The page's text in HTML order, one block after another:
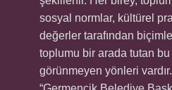
sosyal normlar, kültürel
değerler tarafından
toplumu bir arada tutan
görünmeyen yönleri